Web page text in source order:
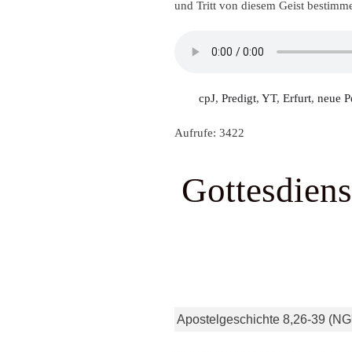
und Tritt von diesem Geist
cpJ, Predigt, YT, Erfurt, neue
Aufrufe: 3422
Apostelgeschichte 8,26-39